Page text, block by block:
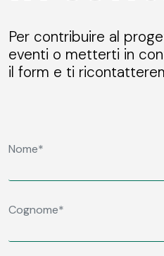
Per contribuire al
eventi o metterti in
il form e ti